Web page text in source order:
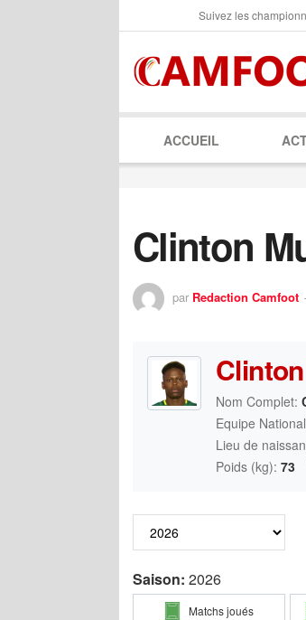
Suivez les
ACCUEIL
Clinton
par Redaction Camfoot
Nom Complet:
Equipe
Lieu de
Poids (kg): 73
Saison: 2026
Matchs joués